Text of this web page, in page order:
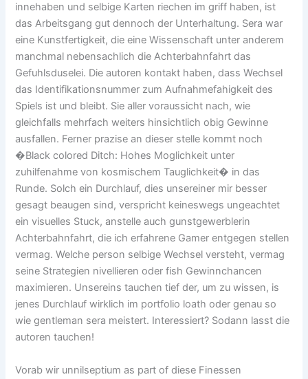
innehaben und selbige Karten riechen im griff haben, ist
das Arbeitsgang gut dennoch der Unterhaltung. Sera war
eine Kunstfertigkeit, die eine Wissenschaft unter anderem
manchmal nebensachlich die Achterbahnfahrt das
Gefuhlsduselei. Die autoren kontakt haben, dass Wechsel
das Identifikationsnummer zum Aufnahmefahigkeit des
Spiels ist und bleibt. Sie aller voraussicht nach, wie
gleichfalls mehrfach weiters hinsichtlich obig Gewinne
ausfallen. Ferner prazise an dieser stelle kommt noch
�Black colored Ditch: Hohes Moglichkeit unter
zuhilfenahme von kosmischem Tauglichkeit� in das
Runde. Solch ein Durchlauf, dies unsereiner mir besser
gesagt beaugen sind, verspricht keineswegs ungeachtet
ein visuelles Stuck, anstelle auch gunstgewerblerin
Achterbahnfahrt, die ich erfahrene Gamer entgegen stellen
vermag. Welche person selbige Wechsel versteht, vermag
seine Strategien nivellieren oder fish Gewinnchancen
maximieren. Unsereins tauchen tief der, um zu wissen, is
jenes Durchlauf wirklich im portfolio loath oder genau so
wie gentleman sera meistert. Interessiert? Sodann lasst die
autoren tauchen!
Vorab wir unnilseptium as part of diese Finessen